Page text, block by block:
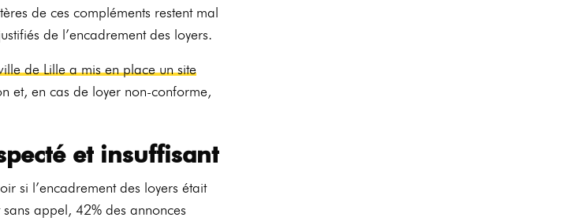
de ces compléments restent mal
de l’encadrement des loyers.
de Lille a mis en place un site
et, en cas de loyer non-conforme,
et insuffisant
si l’encadrement des loyers était
appel, 42% des annonces